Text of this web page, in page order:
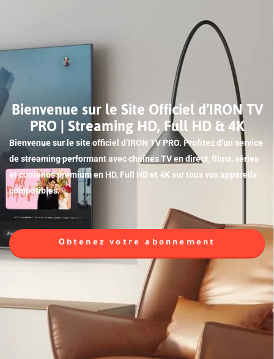
Bienvenue sur le Site Officiel d’IRON TV
PRO | Streaming HD, Full HD & 4K
Bienvenue sur le site officiel d’IRON TV PRO. Profitez d’un service
de streaming performant avec chaînes TV en direct, films, séries
et contenus premium en HD, Full HD et 4K sur tous vos appareils
compatibles.
Obtenez votre abonnement